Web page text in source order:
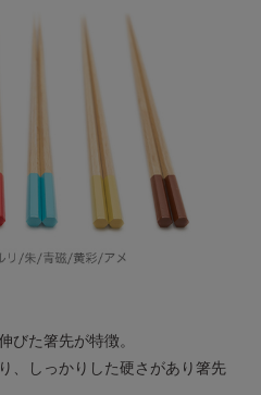
びた箸先が特徴。
、しっかりした硬さがあり箸先